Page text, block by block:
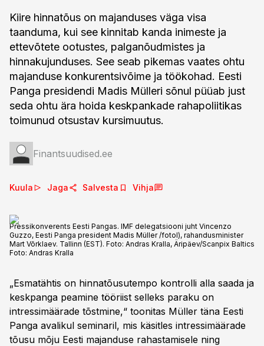
Kiire hinnatõus on majanduses väga visa
taanduma, kui see kinnitab kanda inimeste ja
ettevõtete ootustes, palganõudmistes ja
hinnakujunduses. See seab pikemas vaates ohtu
majanduse konkurentsivõime ja töökohad. Eesti
Panga presidendi Madis Mülleri sõnul püüab just
seda ohtu ära hoida keskpankade rahapoliitikas
toimunud otsustav kursimuutus.
Finantsuudised.ee
Kuula Jaga Salvesta Vihja
Pressikonverents Eesti Pangas. IMF delegatsiooni juht Vincenzo
Guzzo, Eesti Panga president Madis Müller /fotol), rahandusminister
Mart Võrklaev. Tallinn (EST). Foto: Andras Kralla, Äripäev/Scanpix Baltics
Foto: Andras Kralla
„Esmatähtis on hinnatõusutempo kontrolli alla saada ja
keskpanga peamine tööriist selleks paraku on
intressimäärade tõstmine,“ toonitas Müller täna Eesti
Panga avalikul seminaril, mis käsitles intressimäärade
tõusu mõju Eesti majanduse rahastamisele ning